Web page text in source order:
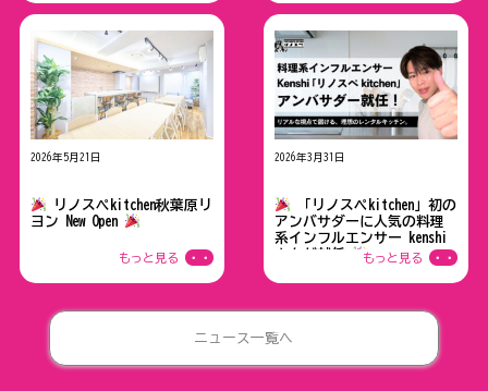
2026年5月21日
リノスぺkitchen秋葉原リ
ヨン New Open
もっと見る ・・
2026年3月31日
「リノスペkitchen」初の
アンバサダーに人気の料理
系インフルエンサー kenshi
さんが就任
もっと見る ・・
ニュース一覧へ